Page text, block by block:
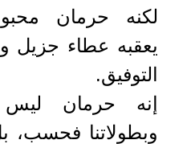
لكنه حرمان
يعقبه عطاء جزيل
التوفيق.
إنه حرمان ليس
وبطولاتنا فحسب،